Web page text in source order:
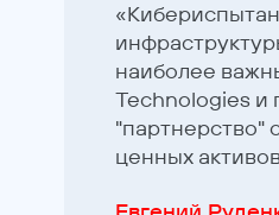
наиболее
Technologies и
"партнерство"
ценных